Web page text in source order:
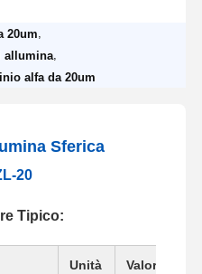
20um
allumina
alfa da 20um
Sferica
20
Tipico:
Unità Valore